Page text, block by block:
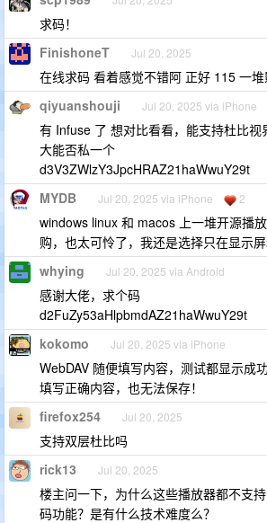
求码！
FinishoneT Jul 20, 2025
在线求码 看着感觉不错阿 正好 115 一
qiyuanshouji Jul 20, 2025 via iPhone
有 Infuse 了 想对比看看，能支持杜比
大能否私一个
d3V3ZWlzY3JpcHRAZ21haWwuY29t
MYDB Jul 20, 2025 via iPhone 2
windows linux 和 macos 上一堆开源播
购，也太可怜了，我还是选择只在显示
whying Jul 20, 2025 via Android
感谢大佬，求个码
d2FuZy53aHlpbmdAZ21haWwuY29t
kokomo Jul 20, 2025 via iPhone
WebDAV 随便填写内容，测试都显示成功
填写正确内容，也无法保存！
firefox254 Jul 20, 2025
支持双层杜比吗
rick13 Jul 20, 2025
楼主问一下，为什么这些播放器都不支
码功能？是有什么技术难度么？